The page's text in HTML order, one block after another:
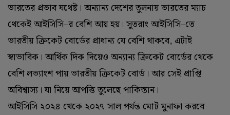
ভারতের প্রভাব যথেষ্ট। অন্যান্য দেশের তুলনায় ভারতের ম্যাচ
থেকেই আইসিসি–র বেশি আয় হয়। সুতরাং আইসিসি–তে
ভারতীয় ক্রিকেট বোর্ডের প্রাধান্য যে বেশি থাকবে, এটাই
স্বাভাবিক। আর্থিক দিক দিয়েও অন্যান্য ক্রিকেট বোর্ডের থেকে
বেশি লভ্যাংশ পায় ভারতীয় ক্রিকেট বোর্ড। আর সেই প্রাপ্তি
অবিশ্বাস্য। যা নিয়ে আপত্তি তুলেছে পাকিস্তান।
আইসিসি ২০২৪ থেকে ২০২৭ সাল পর্যন্ত মোট মুনাফা করবে